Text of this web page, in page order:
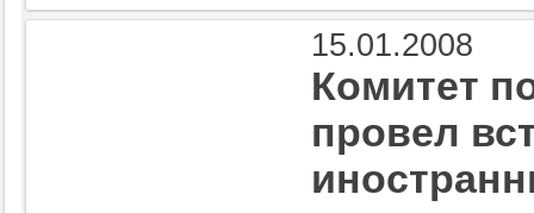
15.01.2008
Комитет
провел